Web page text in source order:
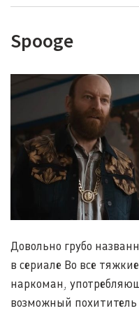
Spooge
Довольно грубо
в сериале Во все
наркоман,
возможный